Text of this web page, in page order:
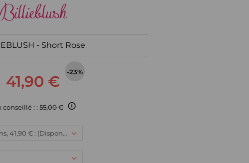
- Short Rose
41,90 €
-23%
conseillé : :55,00 €
5 ans, 41,90 € : (Disponible)